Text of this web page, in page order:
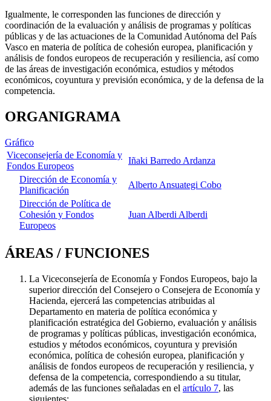
Igualmente, le corresponden las funciones de dirección y
coordinación de la evaluación y análisis de programas y políticas
públicas y de las actuaciones de la Comunidad Autónoma del País
Vasco en materia de política de cohesión europea, planificación y
análisis de fondos europeos de recuperación y resiliencia, así como
de las áreas de investigación económica, estudios y métodos
económicos, coyuntura y previsión económica, y de la defensa de la
competencia.
ORGANIGRAMA
Gráfico
Viceconsejería de Economía y
Fondos Europeos
Iñaki Barredo Ardanza
Dirección de Economía y
Planificación
Alberto Ansuategi Cobo
Dirección de Política de
Cohesión y Fondos
Europeos
Juan Alberdi Alberdi
ÁREAS / FUNCIONES
La Viceconsejería de Economía y Fondos Europeos, bajo la
superior dirección del Consejero o Consejera de Economía y
Hacienda, ejercerá las competencias atribuidas al
Departamento en materia de política económica y
planificación estratégica del Gobierno, evaluación y análisis
de programas y políticas públicas, investigación económica,
estudios y métodos económicos, coyuntura y previsión
económica, política de cohesión europea, planificación y
análisis de fondos europeos de recuperación y resiliencia, y
defensa de la competencia, correspondiendo a su titular,
además de las funciones señaladas en el artículo 7, las
siguientes: